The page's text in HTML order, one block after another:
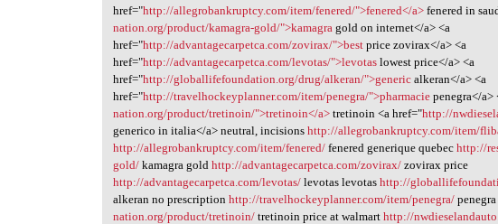
href="http://allegrobankruptcy.com/item/fenered/">fenered</a> fenered in
nation.org/product/kamagra-gold/">kamagra gold on internet</a> <a
href="http://advantagecarpetca.com/zovirax/">best price zovirax</a> <a
href="http://advantagecarpetca.com/levotas/">levotas lowest price</a> <a
href="http://globallifefoundation.org/drug/alkeran/">generic alkeran</a> <a
href="http://travelhockeyplanner.com/item/penegra/">pharmacie penegra</a>
nation.org/product/tretinoin/">tretinoin</a> tretinoin <a href="http://
generico in italia</a> neutral, incisionshttp://allegrobankruptcy.com/item/
http://allegrobankruptcy.com/item/fenered/ fenered generique quebechttp://
gold/ kamagra goldhttp://advantagecarpetca.com/zovirax/ zovirax price
http://advantagecarpetca.com/levotas/ levotas levotashttp://
alkeran no prescriptionhttp://travelhockeyplanner.com/item/penegra/
nation.org/product/tretinoin/ tretinoin price at walmarthttp://